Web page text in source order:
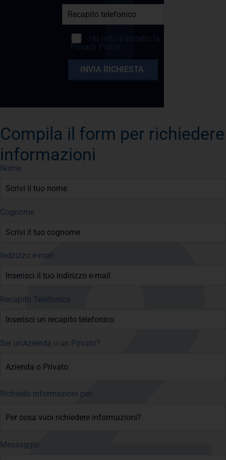
Ho letto e accetto la
Privacy Policy
Compila il form per richiedere
informazioni
Nome
Cognome
Indirizzo e-mail
Recapito Telefonico
Sei un'Azienda o un Privato?
Richiedo informazioni per:
Messaggio